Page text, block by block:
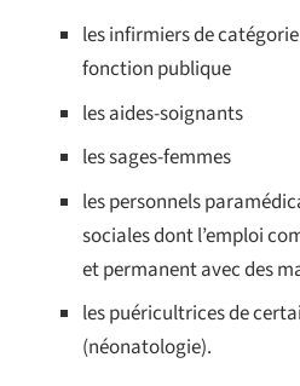
les infirmiers de
fonction publique
les aides-soignants
les sages-femmes
les personnels
sociales dont l’emploi
et permanent avec des
les puéricultrices de
(néonatologie).